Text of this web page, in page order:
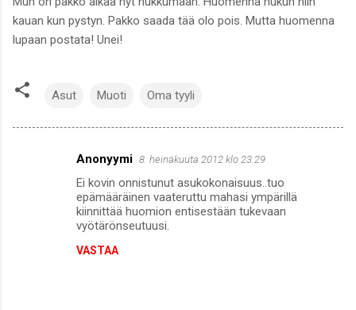
kauan kun pystyn. Pakko saada tää olo pois. Mutta huomenna
lupaan postata! Unei!
Asut Muoti Oma tyyli
Anonyymi 8. heinäkuuta 2012 klo 23.29
Ei kovin onnistunut asukokonaisuus..tuo
epämääräinen vaateruttu mahasi ympärillä
kiinnittää huomion entisestään tukevaan
vyötärönseutuusi.
VASTAA